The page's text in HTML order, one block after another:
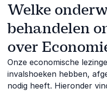
Welke
behandelen
over
Onze economische
invalshoeken hebben,
nodig heeft. Hieronder